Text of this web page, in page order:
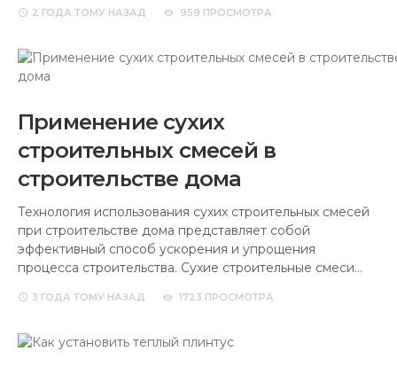
2 ГОДА ТОМУ НАЗАД 959 ПРОСМОТРА
Применение сухих
строительных смесей в
строительстве дома
Технология использования сухих строительных смесей
при строительстве дома представляет собой
эффективный способ ускорения и упрощения
процесса строительства. Сухие строительные смеси…
3 ГОДА ТОМУ НАЗАД 1723 ПРОСМОТРА